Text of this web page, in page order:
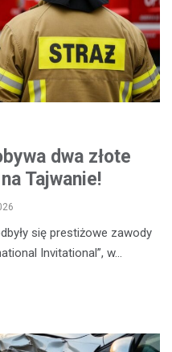
dwa złote
Tajwanie!
się prestiżowe zawody
Invitational”, w…